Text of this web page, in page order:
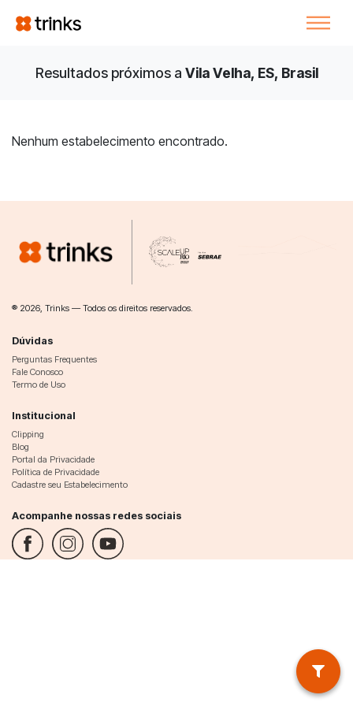
Resultados próximos a Vila Velha, ES, Brasil
Nenhum estabelecimento encontrado.
® 2026, Trinks — Todos os direitos reservados.
Dúvidas
Perguntas Frequentes
Fale Conosco
Termo de Uso
Institucional
Clipping
Blog
Portal da Privacidade
Política de Privacidade
Cadastre seu Estabelecimento
Acompanhe nossas redes sociais